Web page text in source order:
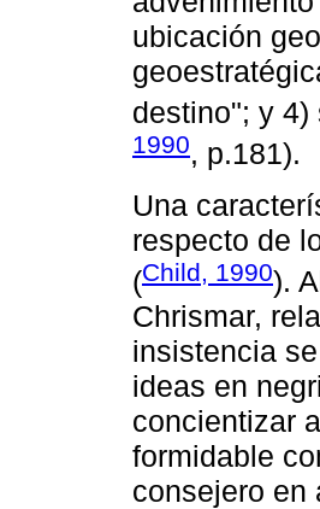
ubicación
destino"; y
1990, p.181).
Una
respecto de
(Child, 1990).
Chrismar,
insistencia
ideas en
concientizar
formidable
consejero en